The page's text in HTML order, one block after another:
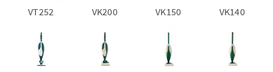
VT252 VK200 VK150 VK140